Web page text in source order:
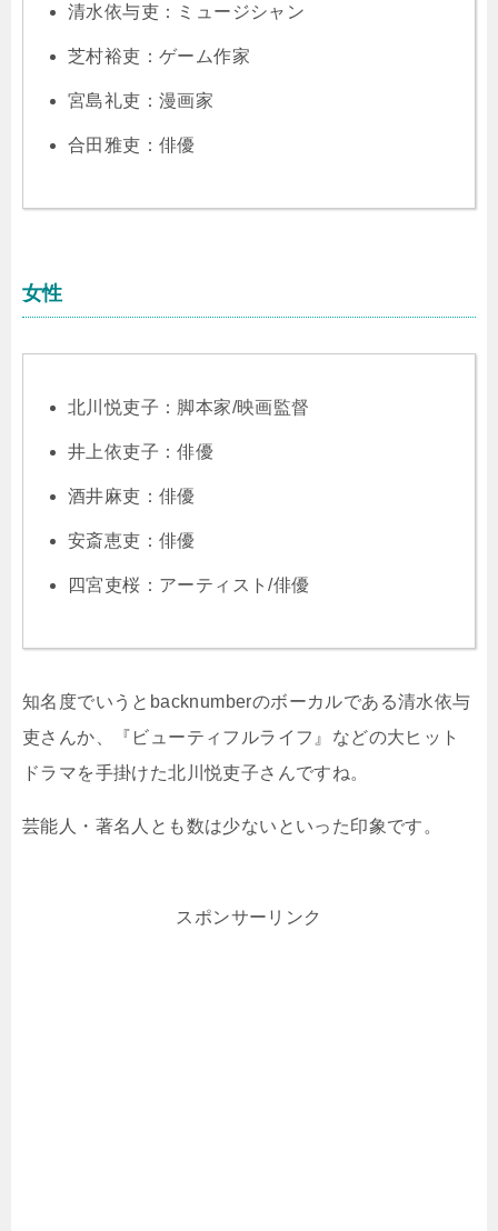
清水依与吏：ミュージシャン
芝村裕吏：ゲーム作家
宮島礼吏：漫画家
合田雅吏：俳優
女性
北川悦吏子：脚本家/映画監督
井上依吏子：俳優
酒井麻吏：俳優
安斎恵吏：俳優
四宮吏桜：アーティスト/俳優
知名度でいうとbacknumberのボーカルである清水依与
吏さんか、『ビューティフルライフ』などの大ヒット
ドラマを手掛けた北川悦吏子さんですね。
芸能人・著名人とも数は少ないといった印象です。
スポンサーリンク